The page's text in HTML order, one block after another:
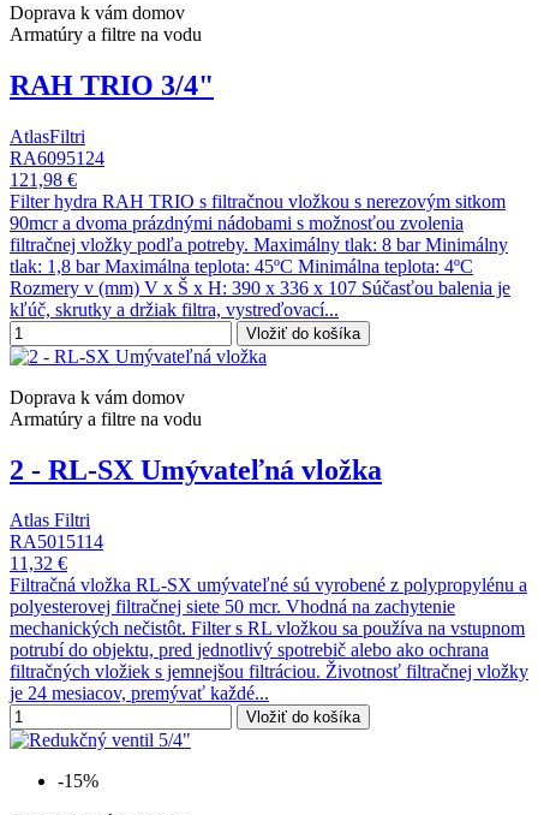
Doprava k vám domov
Armatúry a filtre na vodu
RAH TRIO 3/4"
AtlasFiltri
RA6095124
121,98 €
Filter hydra RAH TRIO s filtračnou vložkou s nerezovým sitkom
90mcr a dvoma prázdnými nádobami s možnosťou zvolenia
filtračnej vložky podľa potreby. Maximálny tlak: 8 bar Minimálny
tlak: 1,8 bar Maximálna teplota: 45ºC Minimálna teplota: 4ºC
Rozmery v (mm) V x Š x H: 390 x 336 x 107 Súčasťou balenia je
kľúč, skrutky a držiak filtra, vystreďovací...
Vložiť do košíka
Doprava k vám domov
Armatúry a filtre na vodu
2 - RL-SX Umývateľná vložka
Atlas Filtri
RA5015114
11,32 €
Filtračná vložka RL-SX umývateľné sú vyrobené z polypropylénu a
polyesterovej filtračnej siete 50 mcr. Vhodná na zachytenie
mechanických nečistôt. Filter s RL vložkou sa používa na vstupnom
potrubí do objektu, pred jednotlivý spotrebič alebo ako ochrana
filtračných vložiek s jemnejšou filtráciou. Životnosť filtračnej vložky
je 24 mesiacov, premývať každé...
Vložiť do košíka
-15%